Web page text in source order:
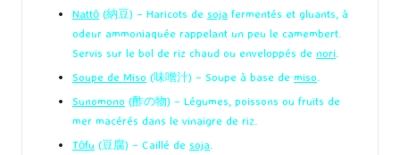
Nattō (納豆) – Haricots de soja fermentés et gluants, à
odeur ammoniaquée rappelant un peu le camembert.
Servis sur le bol de riz chaud ou enveloppés de nori
Soupe de Miso (味噌汁) – Soupe à base de miso
Sunomono (酢の物) – Légumes, poissons ou fruits de
mer macérés dans le vinaigre de riz.
Tōfu (豆腐) – Caillé de soja.